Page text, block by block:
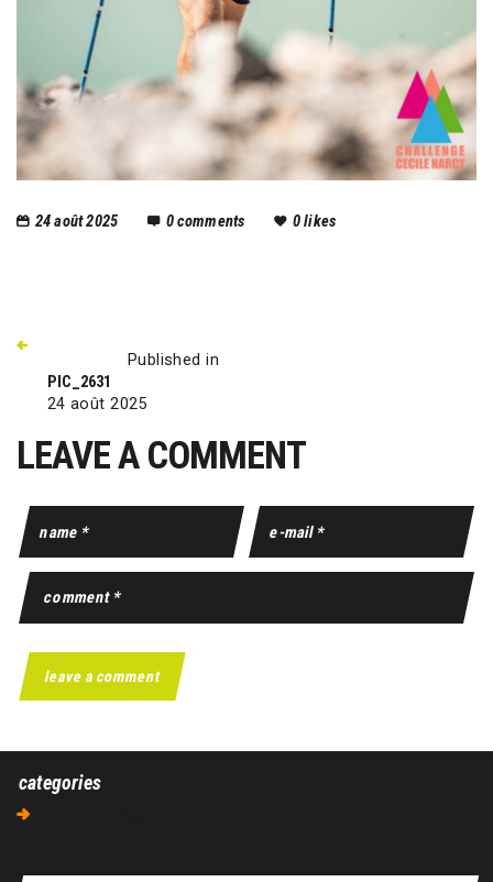
24 août 2025 0comments 0likes
Published in
PIC_2631
24 août 2025
LEAVE A COMMENT
categories